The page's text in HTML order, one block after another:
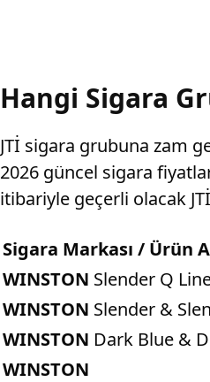
Hangi Sigara
JTİ sigara grubuna zam
2026 güncel sigara
itibariyle geçerli olacak
Sigara Markası / Ürün
WINSTON Slender Q
WINSTON Slender &
WINSTON Dark Blue &
WINSTON